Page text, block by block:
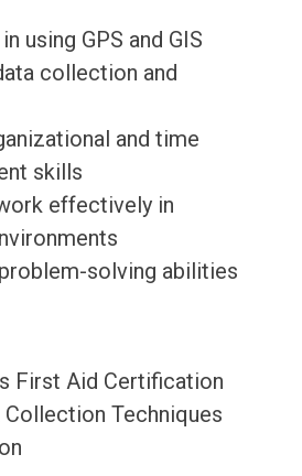
using GPS and GIS
collection and
and time
skills
effectively in
solving abilities
First Aid Certification
Collection Techniques